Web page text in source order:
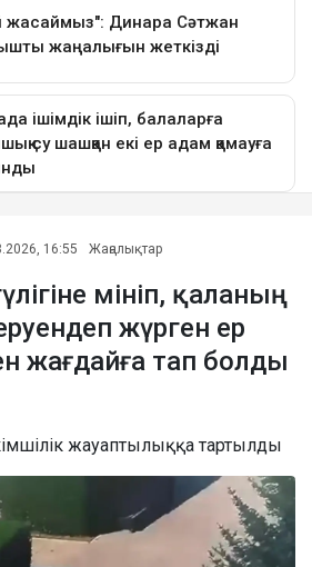
16:55 Жаңалықтар
мініп, қаланың
жүрген ер
жағдайға тап болды
жауаптылыққа тартылды